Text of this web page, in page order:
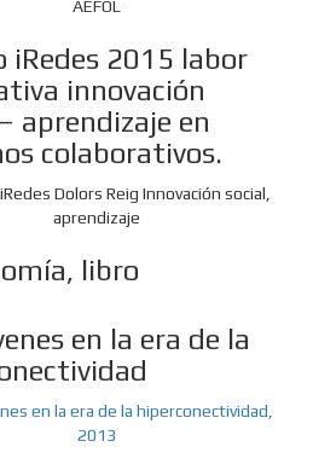
iRedes 2015 labor
innovación
aprendizaje en
colaborativos.
libro
en la era de la